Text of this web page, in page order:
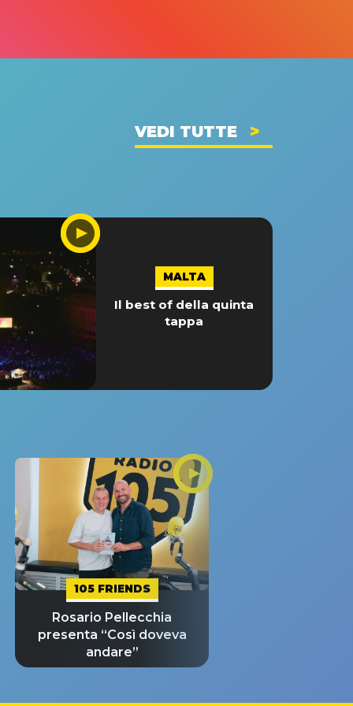
VEDI TUTTE
MALTA
Il best of della quinta
tappa
105 FRIENDS
Rosario Pellecchia
presenta “Così doveva
andare”